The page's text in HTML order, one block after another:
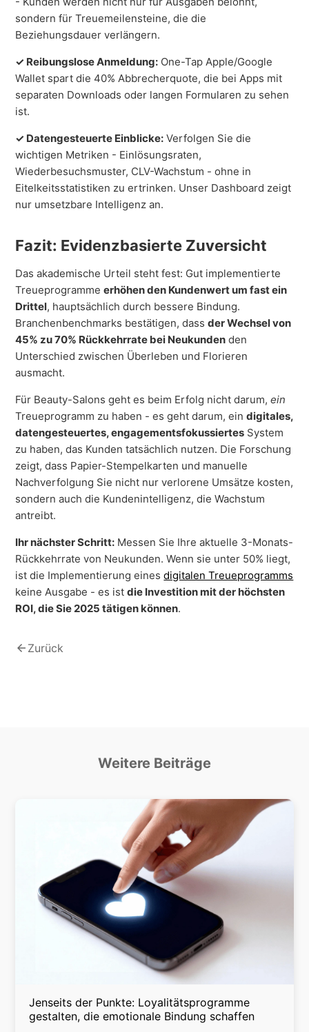
sondern für Treuemeilensteine, die die
Beziehungsdauer verlängern.
✓ Reibungslose Anmeldung: One-Tap Apple/Google
Wallet spart die 40% Abbrecherquote, die bei Apps mit
separaten Downloads oder langen Formularen zu sehen
ist.
✓ Datengesteuerte Einblicke: Verfolgen Sie die
wichtigen Metriken - Einlösungsraten,
Wiederbesuchsmuster, CLV-Wachstum - ohne in
Eitelkeitsstatistiken zu ertrinken. Unser Dashboard zeigt
nur umsetzbare Intelligenz an.
Fazit: Evidenzbasierte Zuversicht
Das akademische Urteil steht fest: Gut implementierte
Treueprogrammeerhöhen den Kundenwert um fast ein
Drittel, hauptsächlich durch bessere Bindung.
Branchenbenchmarks bestätigen, dassder Wechsel von
45% zu 70% Rückkehrrate bei Neukunden den
Unterschied zwischen Überleben und Florieren
ausmacht.
Für Beauty-Salons geht es beim Erfolg nicht darum,ein
Treueprogramm zu haben - es geht darum, eindigitales,
datengesteuertes, engagementsfokussiertes System
zu haben, das Kunden tatsächlich nutzen. Die Forschung
zeigt, dass Papier-Stempelkarten und manuelle
Nachverfolgung Sie nicht nur verlorene Umsätze kosten,
sondern auch die Kundenintelligenz, die Wachstum
antreibt.
Ihr nächster Schritt: Messen Sie Ihre aktuelle 3-Monats-
Rückkehrrate von Neukunden. Wenn sie unter 50% liegt,
ist die Implementierung einesdigitalen Treueprogramms
keine Ausgabe - es istdie Investition mit der höchsten
ROI, die Sie 2025 tätigen können.
arrow_back Zurück
Weitere Beiträge
Jenseits der Punkte: Loyalitätsprogramme
gestalten, die emotionale Bindung schaffen